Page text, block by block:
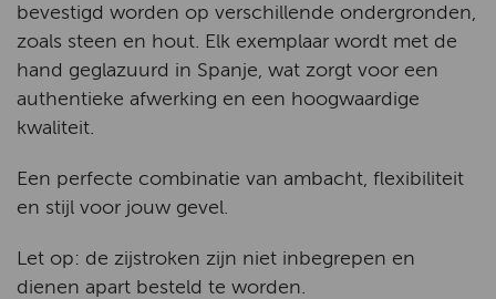
bevestigd worden op verschillende ondergronden,
zoals steen en hout. Elk exemplaar wordt met de
hand geglazuurd in Spanje, wat zorgt voor een
authentieke afwerking en een hoogwaardige
kwaliteit.
Een perfecte combinatie van ambacht, flexibiliteit
en stijl voor jouw gevel.
Let op: de zijstroken zijn niet inbegrepen en
dienen apart besteld te worden.